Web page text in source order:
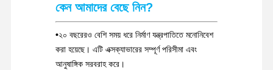
কেন আমাদের বেছে নিন?
•২০ বছরেরও বেশি সময় ধরে নির্মাণ যন্ত্রপাতিতে মনোনিবেশ
করা হয়েছে। এটি এক্সক্যাভারের সম্পূর্ণ পরিসীমা এবং
আনুষাঙ্গিক সরবরাহ করে।